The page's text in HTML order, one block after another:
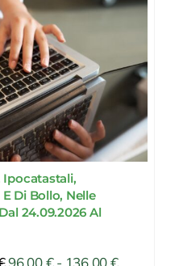
Ipocatastali,
Di Bollo, Nelle
24.09.2026 Al
Fascia
96,00€ - 136,00€Fascia